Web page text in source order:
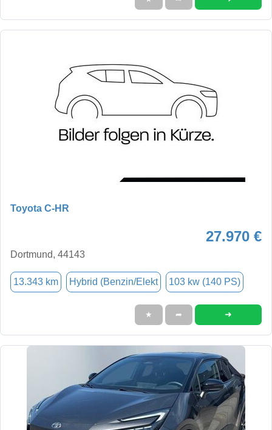
Toyota C-HR
27.970 €
Dortmund, 44143
13.343 km Hybrid (Benzin/Elekt 103 kw (140 PS)
★ ➦ ➜